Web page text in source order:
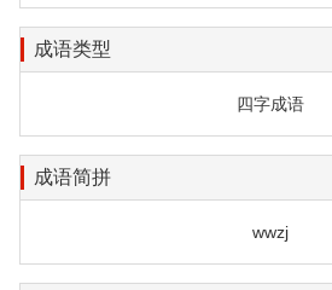
成语类型
四字成语
成语简拼
wwzj